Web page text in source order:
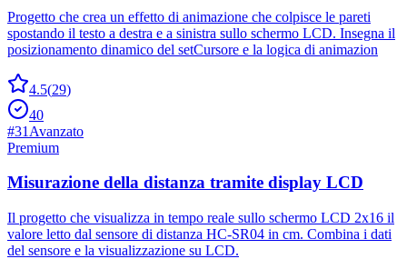
Progetto che crea un effetto di animazione che colpisce le pareti
spostando il testo a destra e a sinistra sullo schermo LCD. Insegna il
posizionamento dinamico del setCursore e la logica di animazion
4.5(29)
40
#31 Avanzato
Premium
Misurazione della distanza tramite display LCD
Il progetto che visualizza in tempo reale sullo schermo LCD 2x16 il
valore letto dal sensore di distanza HC-SR04 in cm. Combina i dati
del sensore e la visualizzazione su LCD.